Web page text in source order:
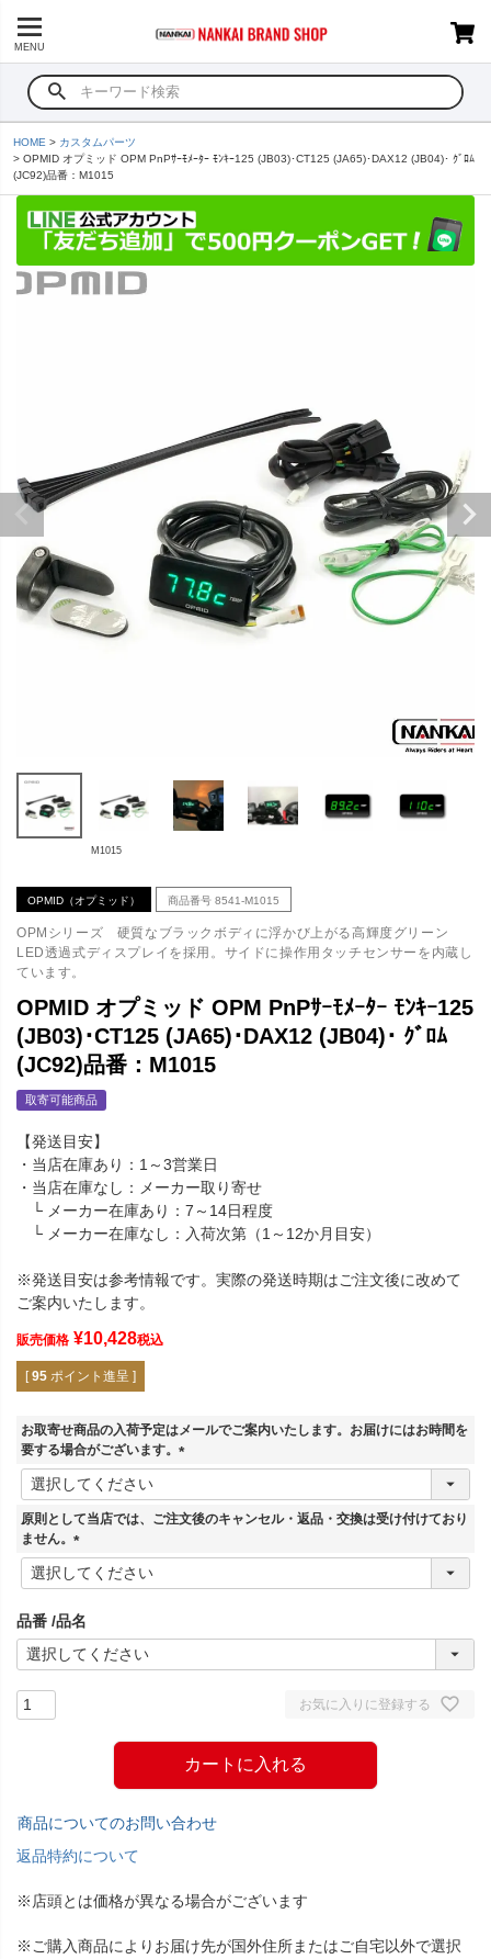
MENU
HOME
カスタムパーツ
OPMID オプミッド OPM PnPｻｰﾓﾒｰﾀｰ ﾓﾝｷｰ125 (JB03)･CT125 (JA65)･DAX12 (JB04)･ ｸﾞﾛﾑ
(JC92)品番：M1015
M1015
OPMID（オプミッド） 商品番号 8541-M1015
OPMシリーズ 硬質なブラックボディに浮かび上がる高輝度グリーン
LED透過式ディスプレイを採用。サイドに操作用タッチセンサーを内蔵し
ています。
OPMID オプミッド OPM PnPｻｰﾓﾒｰﾀｰ ﾓﾝｷｰ125
(JB03)･CT125 (JA65)･DAX12 (JB04)･ ｸﾞﾛﾑ
(JC92)品番：M1015
取寄可能商品
【発送目安】
・当店在庫あり：1～3営業日
・当店在庫なし：メーカー取り寄せ
└ メーカー在庫あり：7～14日程度
└ メーカー在庫なし：入荷次第（1～12か月目安）
※発送目安は参考情報です。実際の発送時期はご注文後に改めて
ご案内いたします。
販売価格 ¥10,428税込
[ 95 ポイント進呈 ]
お取寄せ商品の入荷予定はメールでご案内いたします。お届けにはお時間を
要する場合がございます。
(
須
原則として当店では、ご注文後のキャンセル・返品・交換は受け付けており
ません。
(
必
)
品番 品名
お気に入りに登録する
カートに入れる
商品についてのお問い合わせ
返品特約について
※店頭とは価格が異なる場合がございます
※ご購入商品によりお届け先が国外住所またはご自宅以外で選択